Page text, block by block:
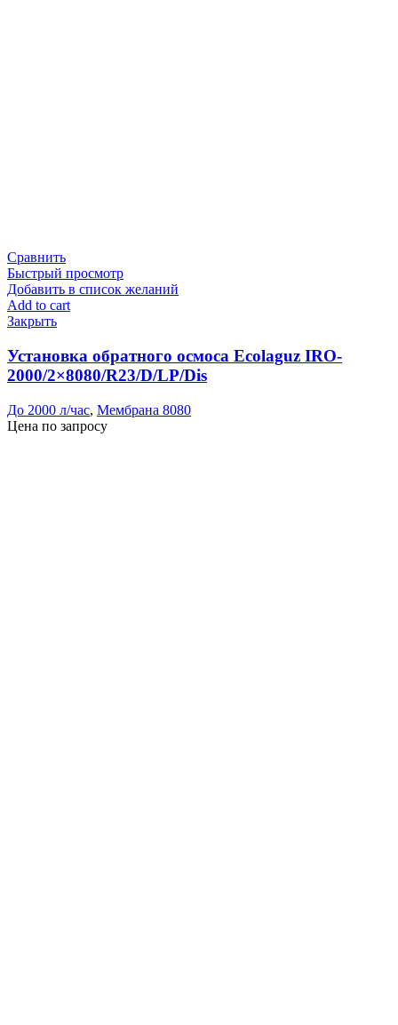
Сравнить
Быстрый просмотр
Добавить в список желаний
Add to cart
Закрыть
Установка обратного осмоса Ecolaguz IRO-
2000/2×8080/R23/D/LP/Dis
До 2000 л/час, Мембрана 8080
Цена по запросу